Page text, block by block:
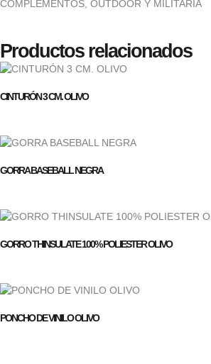
COMPLEMENTOS OUTDOOR Y MILITARÍA
Productos relacionados
CINTURÓN 3 CM. OLIVO
GORRA BASEBALL NEGRA
GORRO THINSULATE 100% POLIESTER OLIVO
PONCHO DE VINILO OLIVO